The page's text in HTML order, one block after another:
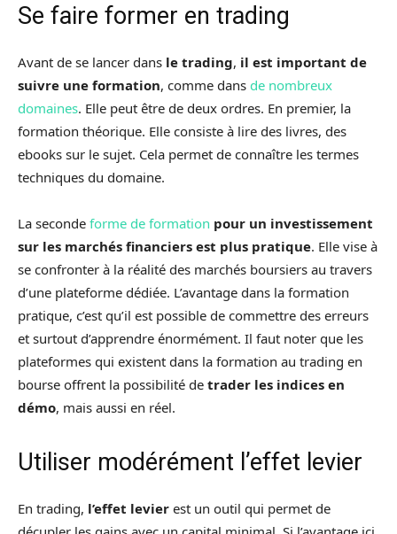
Se faire former en trading
Avant de se lancer dans le trading, il est important de
suivre une formation, comme dans de nombreux
domaines. Elle peut être de deux ordres. En premier, la
formation théorique. Elle consiste à lire des livres, des
ebooks sur le sujet. Cela permet de connaître les termes
techniques du domaine.
La seconde forme de formation pour un investissement
sur les marchés financiers est plus pratique. Elle vise à
se confronter à la réalité des marchés boursiers au travers
d’une plateforme dédiée. L’avantage dans la formation
pratique, c’est qu’il est possible de commettre des erreurs
et surtout d’apprendre énormément. Il faut noter que les
plateformes qui existent dans la formation au trading en
bourse offrent la possibilité de trader les indices en
démo, mais aussi en réel.
Utiliser modérément l’effet levier
En trading, l’effet levier est un outil qui permet de